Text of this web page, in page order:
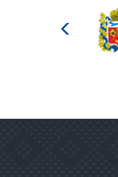
Министерство
культуры
Российской